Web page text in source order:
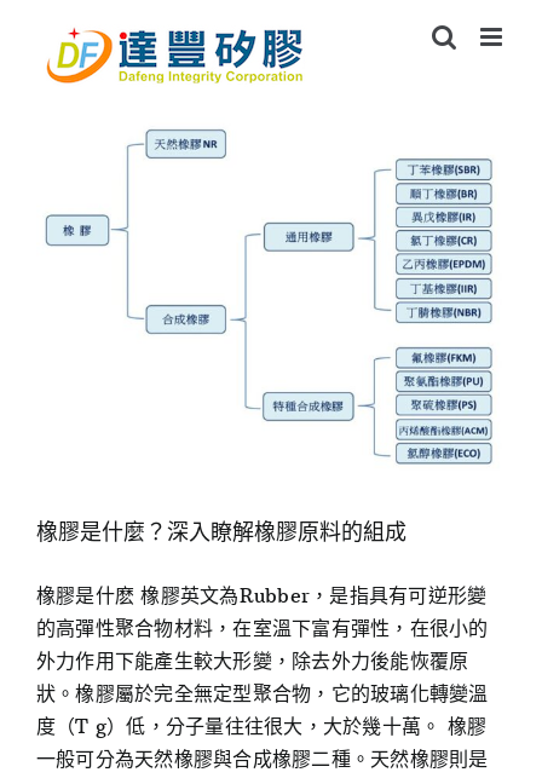
content
橡膠是什麼？深入瞭解橡膠原料的組成
橡膠是什麽 橡膠英文為Rubber，是指具有可逆形變
的高彈性聚合物材料，在室溫下富有彈性，在很小的
外力作用下能產生較大形變，除去外力後能恢覆原
狀。橡膠屬於完全無定型聚合物，它的玻璃化轉變溫
度（T g）低，分子量往往很大，大於幾十萬。 橡膠
一般可分為天然橡膠與合成橡膠二種。天然橡膠則是